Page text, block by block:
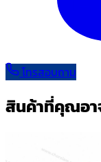
โทรสอบถาม
สินค้าที่คุณอา